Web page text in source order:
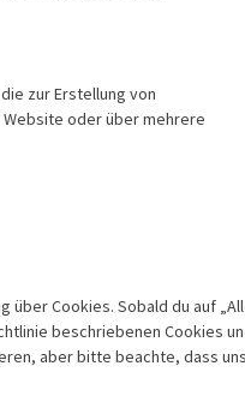
zur Erstellung von
oder über mehrere
über Cookies. Sobald du auf
beschriebenen Cookies
aber bitte beachte, dass